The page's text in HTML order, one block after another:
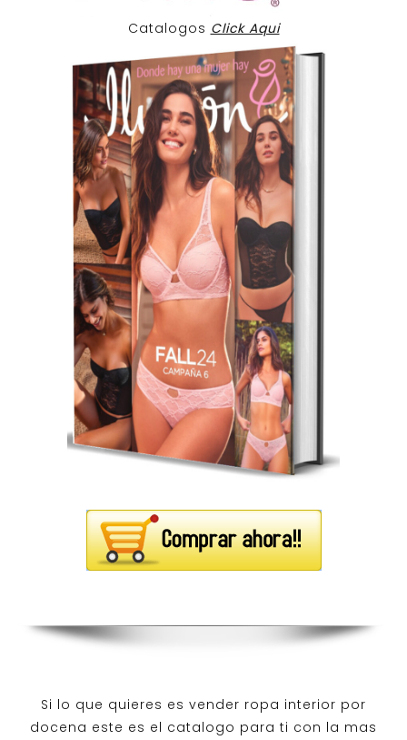
Catalogos Click Aqui
Si lo que quieres es vender ropa interior por
docena este es el catalogo para ti con la mas